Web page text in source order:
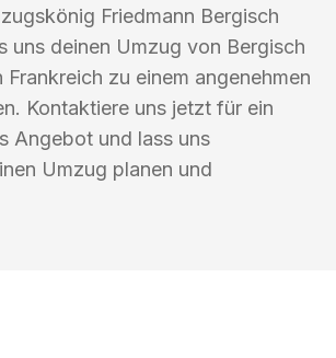
Friedmann Bergisch
uns deinen Umzug von Bergisch
Frankreich zu einem angenehmen
Kontaktiere uns jetzt für ein
Angebot und lass uns
Umzug planen und